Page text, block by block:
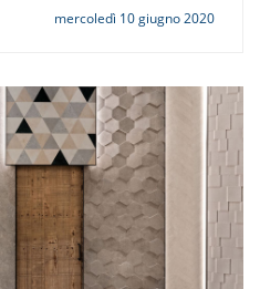
mercoledì 10 giugno 2020